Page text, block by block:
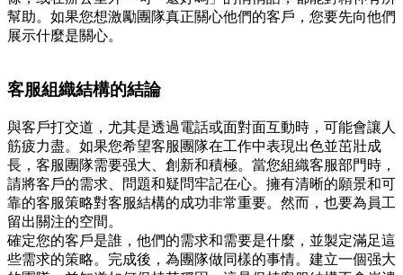
幫助。如果您想激勵團隊真正關心他們的客戶，您要先向他們
展示什麼是關心。
客服組織結構的結論
與客戶打交道，尤其是透過電話或面對面互動時，可能會讓人
筋疲力盡。如果您希望客服團隊在工作中表現出色並茁壯成
長，客服團隊需要强大、創新和積極。當您組織客服部門時，
請將客戶的需求、問題和疑問牢記在心。擁有清晰的願景和可
靠的客服策略對客服結構的成功非常重要。然而，也要為員工
留出關注的空間。
確定您的客戶是誰，他們的需求和需要是什麼，並製定滿足這
些需求的策略。完成後，為團隊做同樣的事情。建立一個强大